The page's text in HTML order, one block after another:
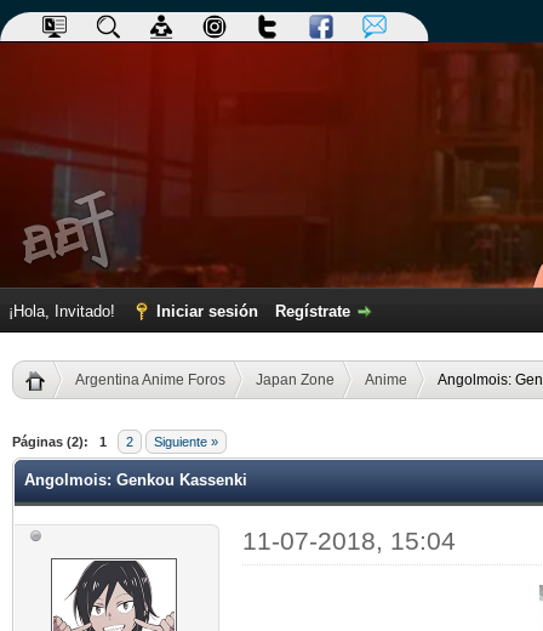
¡Hola, Invitado! Iniciar sesión Regístrate
Argentina Anime Foros Japan Zone Anime Angolmois:
Páginas (2): 1 2 Siguiente »
Angolmois: Genkou Kassenki
11-07-2018, 15:04